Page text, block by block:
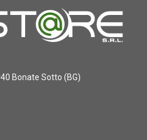
Bonate Sotto (BG)